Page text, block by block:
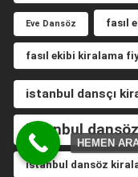
Eve Dansöz fasıl
fasıl ekibi kiralama
istanbul dansçı
istanbul
istanbul dansöz
HEMEN